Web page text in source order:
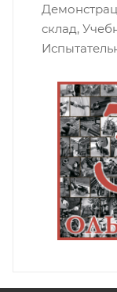
склад,